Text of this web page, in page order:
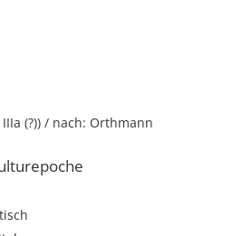
(?)) / nach: Orthmann